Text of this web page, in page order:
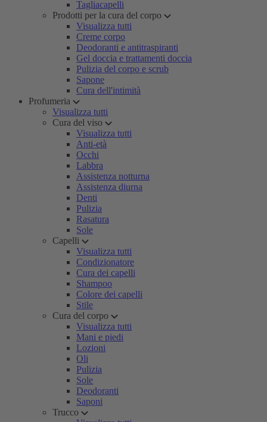
Tagliacapelli
Prodotti per la cura del corpo
Visualizza tutti
Creme corpo
Deodoranti e antitraspiranti
Gel doccia e trattamenti doccia
Pulizia del corpo e scrub
Sapone
Cura dell'intimità
Profumeria
Visualizza tutti
Cura del viso
Visualizza tutti
Anti-età
Occhi
Labbra
Assistenza notturna
Assistenza diurna
Denti
Pulizia
Rasatura
Sole
Capelli
Visualizza tutti
Condizionatore
Cura dei capelli
Shampoo
Colore dei capelli
Stile
Cura del corpo
Visualizza tutti
Mani e piedi
Lozioni
Oli
Pulizia
Sole
Deodoranti
Saponi
Trucco